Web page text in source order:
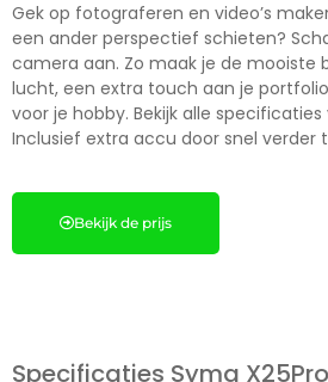
Gek op fotograferen en video’s
een ander perspectief schieten?
camera aan. Zo maak je de mooiste
lucht, een extra touch aan je
voor je hobby. Bekijk alle specificaties
Inclusief extra accu door snel verder
Bekijk de prijs
Specificaties Syma